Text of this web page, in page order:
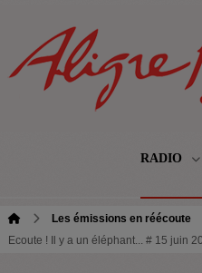
RADIO
Les émissions en réécoute
Ecoute ! Il y a un éléphant... # 15 juin